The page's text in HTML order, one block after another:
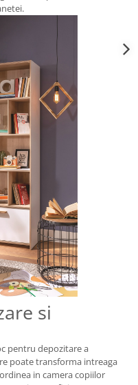
si
pentru depozitare a
poate transforma intreaga
in camera copiilor